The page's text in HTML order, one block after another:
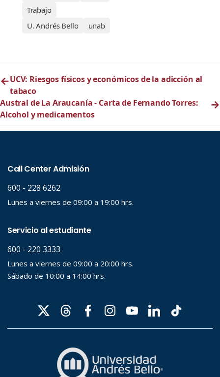
Trabajo
U. Andrés Bello
unab
←UCV: Riesgos físicos y económicos de la adicción al
tabaco
Austral de La Araucanía - Carta de Fernando Torres:
Alcohol y medicamentos
→